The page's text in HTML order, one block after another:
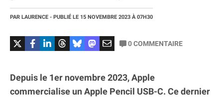
PAR LAURENCE - PUBLIÉ LE 15 NOVEMBRE 2023 À 07H30
0COMMENTAIRE
Depuis le 1er novembre 2023, Apple
commercialise un Apple Pencil USB-C. Ce dernier